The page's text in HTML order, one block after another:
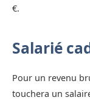
€.
Salarié
Pour un revenu
touchera un